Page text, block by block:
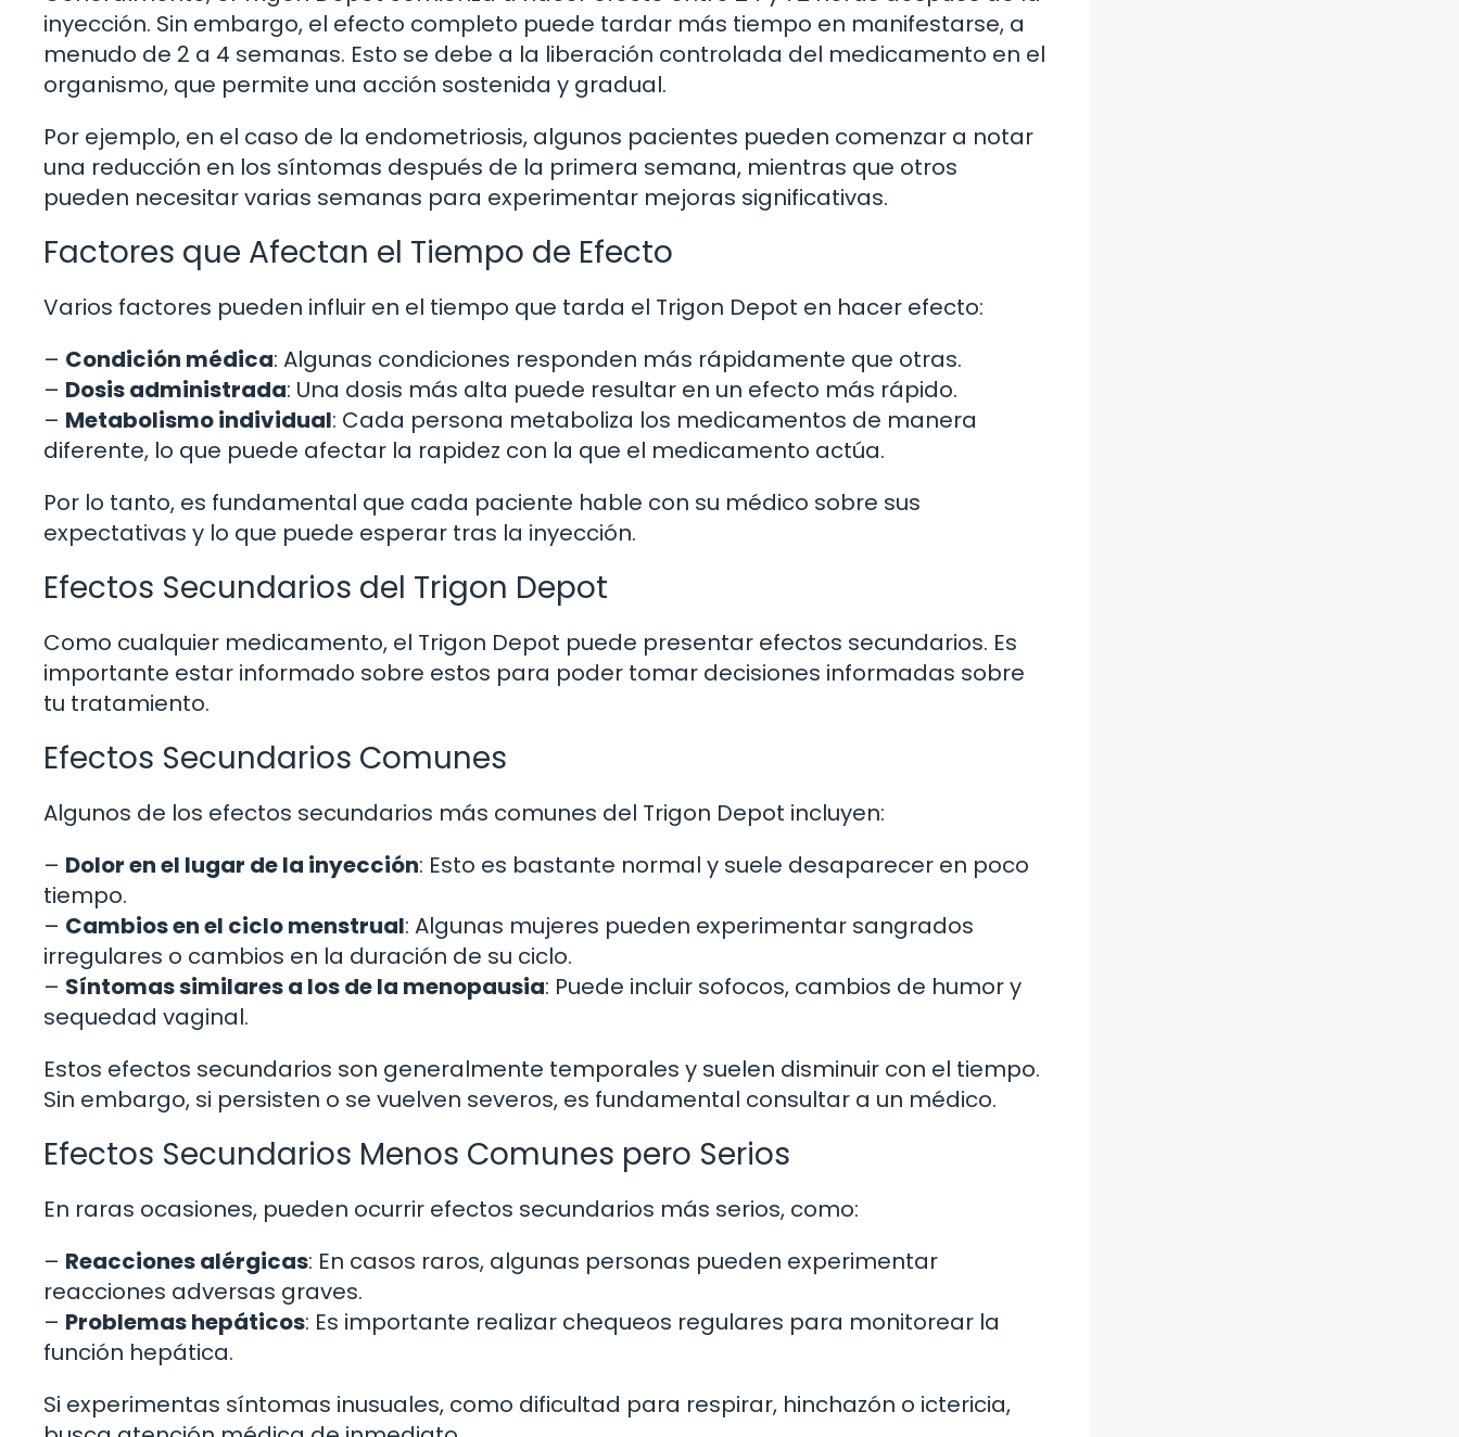
inyección. Sin embargo, el efecto completo puede tardar más tiempo en manifestarse, a
menudo de 2 a 4 semanas. Esto se debe a la liberación controlada del medicamento en el
organismo, que permite una acción sostenida y gradual.
Por ejemplo, en el caso de la endometriosis, algunos pacientes pueden comenzar a notar
una reducción en los síntomas después de la primera semana, mientras que otros
pueden necesitar varias semanas para experimentar mejoras significativas.
Factores que Afectan el Tiempo de Efecto
Varios factores pueden influir en el tiempo que tarda el Trigon Depot en hacer efecto:
– Condición médica: Algunas condiciones responden más rápidamente que otras.
– Dosis administrada: Una dosis más alta puede resultar en un efecto más rápido.
– Metabolismo individual: Cada persona metaboliza los medicamentos de manera
diferente, lo que puede afectar la rapidez con la que el medicamento actúa.
Por lo tanto, es fundamental que cada paciente hable con su médico sobre sus
expectativas y lo que puede esperar tras la inyección.
Efectos Secundarios del Trigon Depot
Como cualquier medicamento, el Trigon Depot puede presentar efectos secundarios. Es
importante estar informado sobre estos para poder tomar decisiones informadas sobre
tu tratamiento.
Efectos Secundarios Comunes
Algunos de los efectos secundarios más comunes del Trigon Depot incluyen:
– Dolor en el lugar de la inyección: Esto es bastante normal y suele desaparecer en poco
tiempo.
– Cambios en el ciclo menstrual: Algunas mujeres pueden experimentar sangrados
irregulares o cambios en la duración de su ciclo.
– Síntomas similares a los de la menopausia: Puede incluir sofocos, cambios de humor y
sequedad vaginal.
Estos efectos secundarios son generalmente temporales y suelen disminuir con el tiempo.
Sin embargo, si persisten o se vuelven severos, es fundamental consultar a un médico.
Efectos Secundarios Menos Comunes pero Serios
En raras ocasiones, pueden ocurrir efectos secundarios más serios, como:
– Reacciones alérgicas: En casos raros, algunas personas pueden experimentar
reacciones adversas graves.
– Problemas hepáticos: Es importante realizar chequeos regulares para monitorear la
función hepática.
Si experimentas síntomas inusuales, como dificultad para respirar, hinchazón o ictericia,